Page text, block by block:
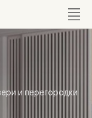
и перегородки